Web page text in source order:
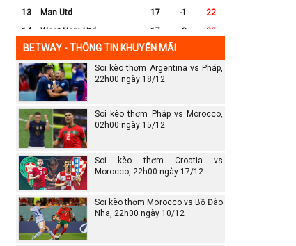
13
Man Utd 17 -1
22
14
West Ham Utd 17 -8
20
15
Everton 17
16
Crystal Palace 17 -8
16
17
Leicester City
18
Ipswich
19
Wolves 17
20
Southampton
BETWAY - THÔNG TIN KHUYẾN MÃI
Soi kèo thơm Argentina vs Pháp,
22h00 ngày 18/12
Soi kèo thơm Pháp vs Morocco,
02h00 ngày 15/12
Soi kèo thơm Croatia vs
Morocco, 22h00 ngày 17/12
Soi kèo thơm Morocco vs Bồ Đào
Nha, 22h00 ngày 10/12